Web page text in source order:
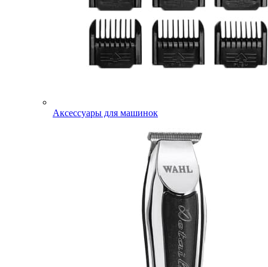
Аксессуары для машинок